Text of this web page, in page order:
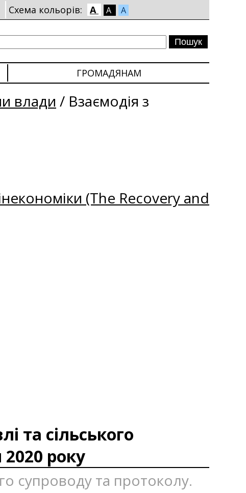
Схема кольорів: A A A
ГРОМАДЯНАМ
влади / Взаємодія з
(The Recovery and
та сільського
року
супроводу та протоколу.